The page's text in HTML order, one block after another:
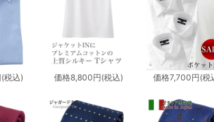
(税込) 価格8,800円(税込) 価格7,700円(税